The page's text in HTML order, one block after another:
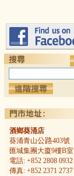
酒鄉葵涌店
葵涌青山公路403號
匯城集團大廈9樓B室
電話: +852 2808 0932
傳真: +852 2371 2737